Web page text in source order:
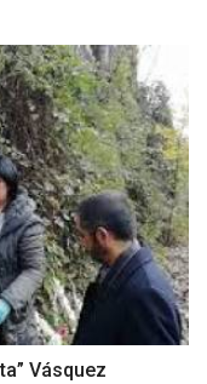
Vásquez